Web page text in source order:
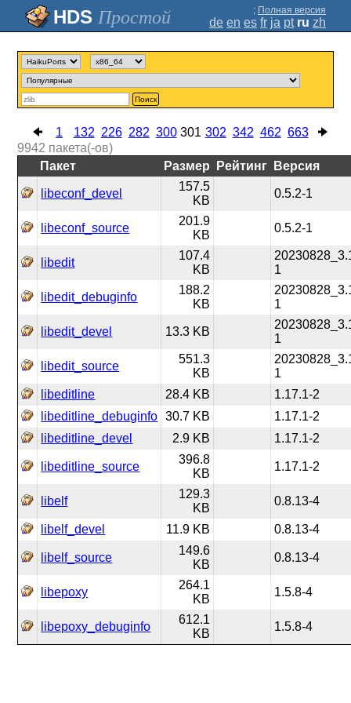
Простой ; Полная версия
de en es fr ja pt ru zh
Поиск
1 132 226 282 300 301 302 342 462 663
9942 пакета(-ов)
Пакет
Размер Рейтинг Версия
libeconf_devel
157.5
KB
0.5.2-1
libeconf_source
201.9
KB
0.5.2-1
libedit
107.4
KB
1
libedit_debuginfo
188.2
KB
1
libedit_devel 13.3 KB
1
libedit_source
551.3
KB
1
libeditline
28.4 KB
1.17.1-2
libeditline_debuginfo
30.7 KB
1.17.1-2
libeditline_devel
2.9 KB 1.17.1-2
libeditline_source
396.8
KB
1.17.1-2
libelf
129.3
KB
0.8.13-4
libelf_devel 11.9 KB 0.8.13-4
libelf_source
149.6
KB
0.8.13-4
libepoxy
264.1
KB
1.5.8-4
libepoxy_debuginfo
612.1
KB
1.5.8-4